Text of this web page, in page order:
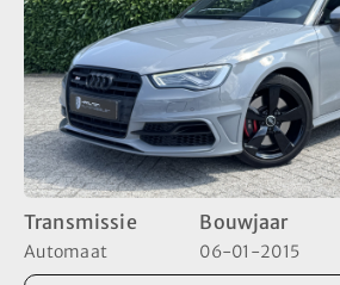
Transmissie
Automaat
Bouwjaar
06-01-2015